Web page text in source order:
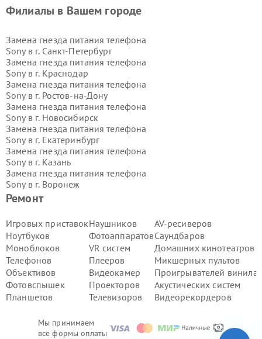
Мы принимаем
все формы оплаты
Ремонт
Игровых приставок
Ноутбуков
Моноблоков
Телефонов
Объективов
Фотовспышек
Планшетов
Наушников
Фотоаппаратов
VR систем
Плееров
Видеокамер
Проекторов
Телевизоров
AV-ресиверов
Саундбаров
Домашних кинотеатров
Микшерных пультов
Проигрывателей винила
Акустических систем
Видеорекордеров
Филиалы в Вашем городе
Замена гнезда питания телефона
Sony в г. Санкт-Петербург
Замена гнезда питания телефона
Sony в г. Краснодар
Замена гнезда питания телефона
Sony в г. Ростов-на-Дону
Замена гнезда питания телефона
Sony в г. Новосибирск
Замена гнезда питания телефона
Sony в г. Екатеринбург
Замена гнезда питания телефона
Sony в г. Казань
Замена гнезда питания телефона
Sony в г. Воронеж
Замена гнезда питания телефона
Sony в г.Волгоград
Sony в г.Самара
Замена гнезда питания телефона
Sony в г.Пермь
Замена гнезда питания телефона
Sony в г.Красноярск
Замена гнезда питания телефона
Sony в г.Ижевск
Замена гнезда питания телефона
Sony в г. Челябинск
Замена гнезда питания телефона